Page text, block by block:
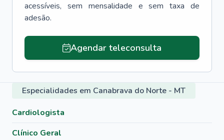
acessíveis, sem mensalidade e sem taxa de
adesão.
Agendar teleconsulta
Especialidades em Canabrava do Norte - MT
Cardiologista
Clínico Geral